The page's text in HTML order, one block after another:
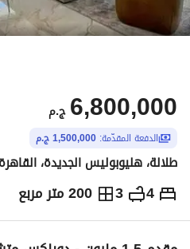
ج.م 6,800,000
الدفعة المقدّمة: 1,500,000 ج.م
طلالة، هليوبوليس الجديدة، القاهرة
4
3 200 متر مربع ج.م6,800,000